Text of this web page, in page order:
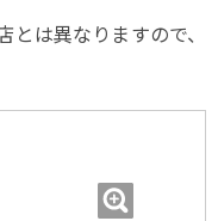
は異なりますので、